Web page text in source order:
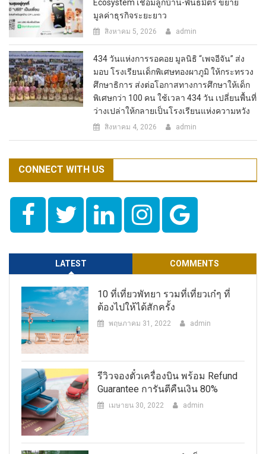
Ecosystem เชื่อมลูกบ้าน-พันธมิตร ขยาย
มูลค่าธุรกิจระยะยาว
สิงหาคม 5, 2026 admin
434 วันแห่งการรอคอย มูลนิธิ “เพจอีจัน” ส่ง
มอบ โรงเรียนเด็กพิเศษทองผาภูมิ ให้กระทรวง
ศึกษาธิการ ส่งต่อโอกาสทางการศึกษาให้เด็ก
พิเศษกว่า 100 คน ใช้เวลา 434 วัน เปลี่ยนพื้นที่
ว่างเปล่าให้กลายเป็นโรงเรียนแห่งความหวัง
สิงหาคม 4, 2026 admin
CONNECT WITH US
LATEST COMMENTS
10 ที่เที่ยวพัทยา รวมที่เที่ยวเก๋ๆ ที่
ต้องไปให้ได้สักครั้ง
พฤษภาคม 31, 2022 admin
รีวิวจองตั๋วเครื่องบิน พร้อม Refund
Guarantee การันตีคืนเงิน 80%
เมษายน 30, 2022 admin